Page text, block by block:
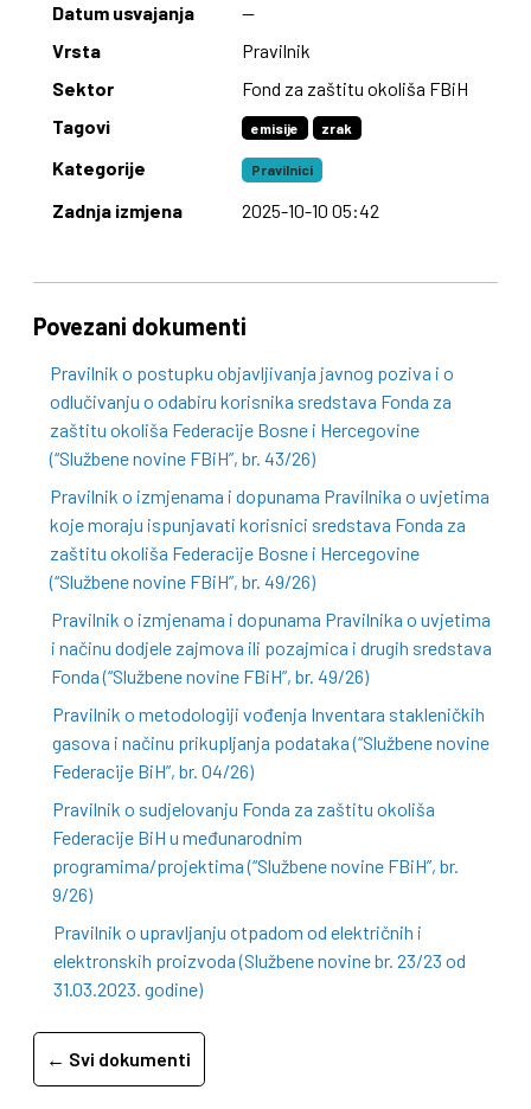
Datum usvajanja
—
Vrsta
Pravilnik
Sektor
Fond za zaštitu okoliša FBiH
Tagovi
emisije zrak
Kategorije Pravilnici
Zadnja izmjena 2025-10-10 05:42
Povezani dokumenti
Pravilnik o postupku objavljivanja javnog poziva i o
odlučivanju o odabiru korisnika sredstava Fonda za
zaštitu okoliša Federacije Bosne i Hercegovine
(“Službene novine FBiH”, br. 43/26)
Pravilnik o izmjenama i dopunama Pravilnika o uvjetima
koje moraju ispunjavati korisnici sredstava Fonda za
zaštitu okoliša Federacije Bosne i Hercegovine
(“Službene novine FBiH”, br. 49/26)
Pravilnik o izmjenama i dopunama Pravilnika o uvjetima
i načinu dodjele zajmova ili pozajmica i drugih sredstava
Fonda (“Službene novine FBiH”, br. 49/26)
Pravilnik o metodologiji vođenja Inventara stakleničkih
gasova i načinu prikupljanja podataka (“Službene novine
Federacije BiH”, br. 04/26)
Pravilnik o sudjelovanju Fonda za zaštitu okoliša
Federacije BiH u međunarodnim
programima/projektima (“Službene novine FBiH”, br.
9/26)
Pravilnik o upravljanju otpadom od električnih i
elektronskih proizvoda (Službene novine br. 23/23 od
31.03.2023. godine)
← Svi dokumenti